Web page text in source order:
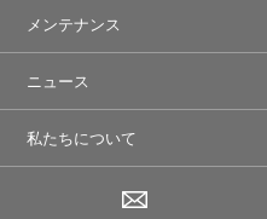
メンテナンス
ニュース
私たちについて